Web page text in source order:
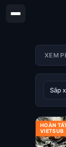
XEM
HOÀN
VIETSUB